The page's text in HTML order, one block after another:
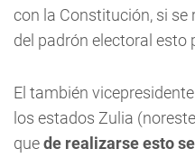
con la Constitución, si se
del padrón electoral esto
El también
los estados Zulia
quede realizarse esto